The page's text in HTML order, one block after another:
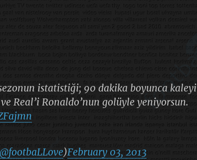
istatistiği; 90 dakika boyunca kaleyi
ve Real’i Ronaldo’nun golüyle yeniyorsun.
)February 03, 2013